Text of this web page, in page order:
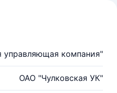
управляющая компания"
ОАО "Чулковская УК"